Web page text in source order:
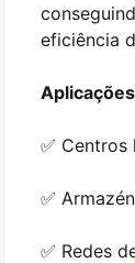
eficiência
✅
✅
✅ Redes